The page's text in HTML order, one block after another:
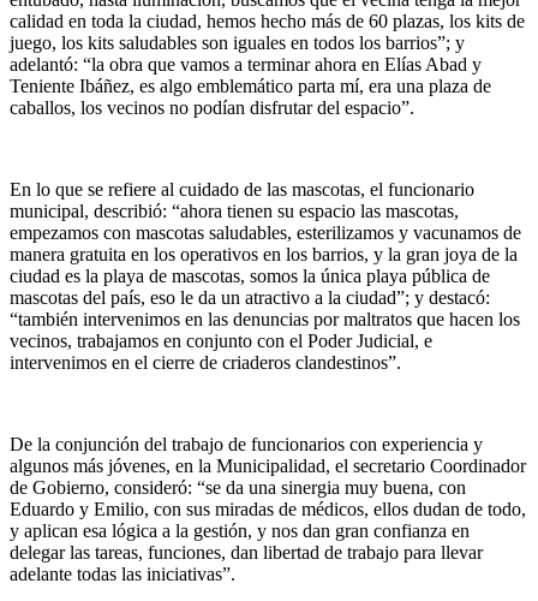
calidad en toda la ciudad, hemos hecho más de 60 plazas, los kits de
juego, los kits saludables son iguales en todos los barrios”; y
adelantó: “la obra que vamos a terminar ahora en Elías Abad y
Teniente Ibáñez, es algo emblemático parta mí, era una plaza de
caballos, los vecinos no podían disfrutar del espacio”.
En lo que se refiere al cuidado de las mascotas, el funcionario
municipal, describió: “ahora tienen su espacio las mascotas,
empezamos con mascotas saludables, esterilizamos y vacunamos de
manera gratuita en los operativos en los barrios, y la gran joya de la
ciudad es la playa de mascotas, somos la única playa pública de
mascotas del país, eso le da un atractivo a la ciudad”; y destacó:
“también intervenimos en las denuncias por maltratos que hacen los
vecinos, trabajamos en conjunto con el Poder Judicial, e
intervenimos en el cierre de criaderos clandestinos”.
De la conjunción del trabajo de funcionarios con experiencia y
algunos más jóvenes, en la Municipalidad, el secretario Coordinador
de Gobierno, consideró: “se da una sinergia muy buena, con
Eduardo y Emilio, con sus miradas de médicos, ellos dudan de todo,
y aplican esa lógica a la gestión, y nos dan gran confianza en
delegar las tareas, funciones, dan libertad de trabajo para llevar
adelante todas las iniciativas”.